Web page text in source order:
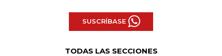
SUSCRÍBASE
TODAS LAS SECCIONES